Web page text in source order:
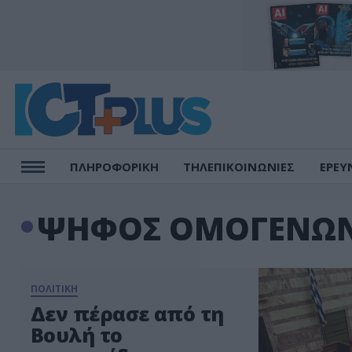
ΠΛΗΡΟΦΟΡΙΚΗ ΤΗΛΕΠΙΚΟΙΝΩΝΙΕΣ
ΨΗΦΟΣ
ΠΟΛΙΤΙΚΗ
Δεν πέρασε από τη
Βουλή το